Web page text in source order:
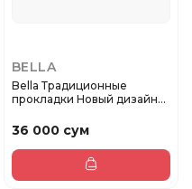
BELLA
Bella Традиционные
прокладки Новый дизайн
36 000 сум